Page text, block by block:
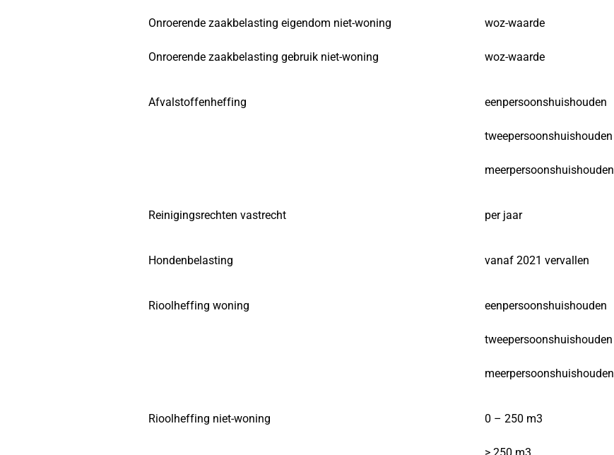
Onroerende zaakbelasting eigendom niet-woning woz-waarde
Onroerende zaakbelasting gebruik niet-woning woz-waarde
Afvalstoffenheffing eenpersoonshuishouden
tweepersoonshuishouden
meerpersoonshuishouden
Reinigingsrechten vastrecht per jaar
Hondenbelasting vanaf 2021 vervallen
Rioolheffing woning eenpersoonshuishouden
tweepersoonshuishouden
meerpersoonshuishouden
Rioolheffing niet-woning 0 – 250 m3